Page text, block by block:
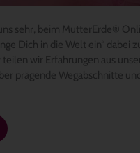
sehr, beim MutterErde®
Dich in die Welt ein“ dabei
wir Erfahrungen aus
prägende Wegabschnitte